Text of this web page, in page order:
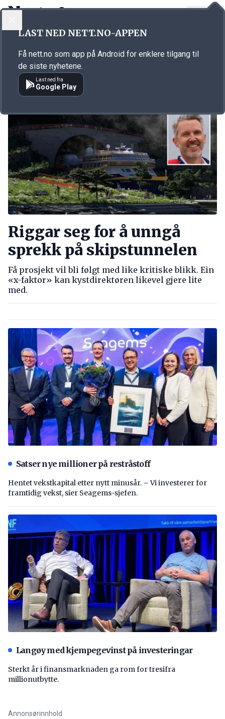
Annonsørinnhold
Riggar seg for å unngå
sprekk på skipstunnelen
Få prosjekt vil bli følgt med like kritiske blikk. Ein
«x-faktor» kan kystdirektøren likevel gjere lite
med.
Satser nye millioner på restråstoff
Hentet vekstkapital etter nytt minusår. – Vi investerer for
framtidig vekst, sier Seagems-sjefen.
Langøy med kjempegevinst på investeringar
Sterkt år i finansmarknaden ga rom for tresifra
millionutbytte.
Annonsørinnhold
LAST NED NETT.NO-APPEN
Få nett.no som app på Android for enklere tilgang til
de siste nyhetene.
Last ned fra
Google Play